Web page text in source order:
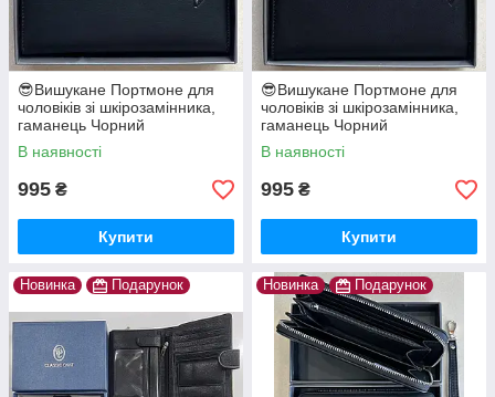
😎Вишукане Портмоне для
чоловіків зі шкірозамінника,
гаманець Чорний
В наявності
995 ₴
Купити
😎Вишукане Портмоне для
чоловіків зі шкірозамінника,
гаманець Чорний
В наявності
995 ₴
Купити
Новинка Подарунок Новинка Подарунок